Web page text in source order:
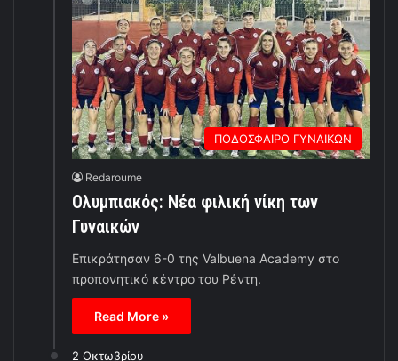
ΠΟΔΟΣΦΑΙΡΟ ΓΥΝΑΙΚΩΝ
Redaroume
Ολυμπιακός: Νέα φιλική νίκη των
Γυναικών
Επικράτησαν 6-0 της Valbuena Academy στο
προπονητικό κέντρο του Ρέντη.
Read More »
2 Οκτωβρίου